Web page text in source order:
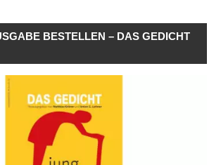
BESTELLEN – DAS GEDICHT